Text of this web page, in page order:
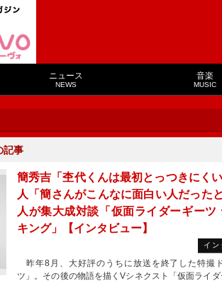
ニュース
NEWS
音楽
MUSIC
記事
簡秀吉「杢代くんは最初とっつきにく
人「簡さんがこんなに面白い人だった
人が集大成対談「仮面ライダーギーツ
キング」【インタビュー】
イン
昨年8月、大好評のうちに放送を終了した特撮
ツ」。その後の物語を描くVシネクスト「仮面ライ